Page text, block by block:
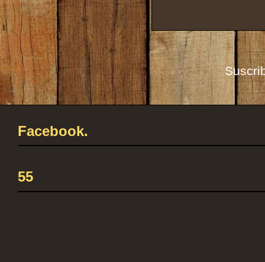
Facebook.
55